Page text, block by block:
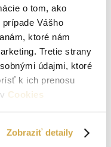
o tom, ako
Vášho
ktoré nám
Tretie strany
údajmi, ktoré
k ich prenosu
Cookies
Zobraziť detaily